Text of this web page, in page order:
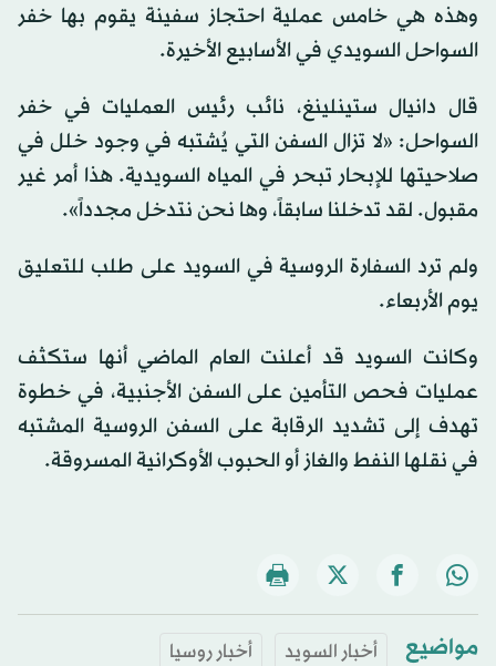
وهذه هي خامس عملية احتجاز سفينة يقوم بها خفر
السواحل السويدي في الأسابيع الأخيرة.
قال دانيال ستينلينغ، نائب رئيس العمليات في خفر
السواحل: «لا تزال السفن التي يُشتبه في وجود خلل في
صلاحيتها للإبحار تبحر في المياه السويدية. هذا أمر غير
مقبول. لقد تدخلنا سابقاً، وها نحن نتدخل مجدداً».
ولم ترد السفارة الروسية في السويد على طلب للتعليق
يوم الأربعاء.
وكانت السويد قد أعلنت العام الماضي أنها ستكثف
عمليات فحص التأمين على السفن الأجنبية، في خطوة
تهدف إلى تشديد الرقابة على السفن الروسية المشتبه
في نقلها النفط والغاز أو الحبوب الأوكرانية المسروقة.
مواضيع أخبار السويد
أخبار روسيا